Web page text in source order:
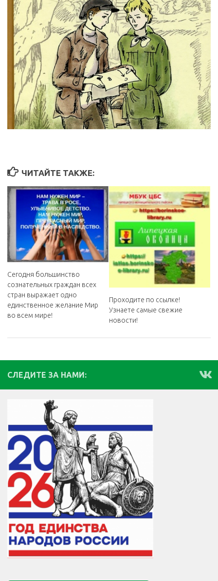
ЧИТАЙТЕ ТАКЖЕ:
Сегодня большинство
сознательных граждан всех
стран выражает одно
единственное желание Мир
во всем мире!
Проходите по ссылке!
Узнаете самые свежие
новости!
СЛЕДИТЕ ЗА НАМИ: